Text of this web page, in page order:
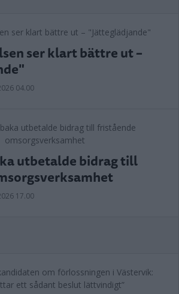
ser klart bättre ut –
04.00
utbetalde bidrag till
17.00